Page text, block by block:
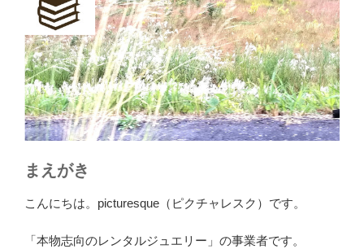
まえがき
こんにちは。picturesque（ピクチャレスク）です。
「本物志向のレンタルジュエリー」の事業者です。